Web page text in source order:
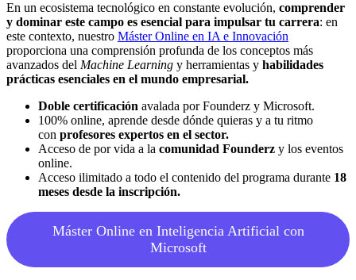
En un ecosistema tecnológico en constante evolución, comprender
y dominar este campo es esencial para impulsar tu carrera: en
este contexto, nuestro Máster Online en IA e Innovación
proporciona una comprensión profunda de los conceptos más
avanzados del Machine Learning y herramientas y habilidades
prácticas esenciales en el mundo empresarial.
Doble certificación avalada por Founderz y Microsoft.
100% online, aprende desde dónde quieras y a tu ritmo
con profesores expertos en el sector.
Acceso de por vida a la comunidad Founderz y los eventos
online.
Acceso ilimitado a todo el contenido del programa durante 18
meses desde la inscripción.
Máster Online en Inteligencia Artificial con
Microsoft